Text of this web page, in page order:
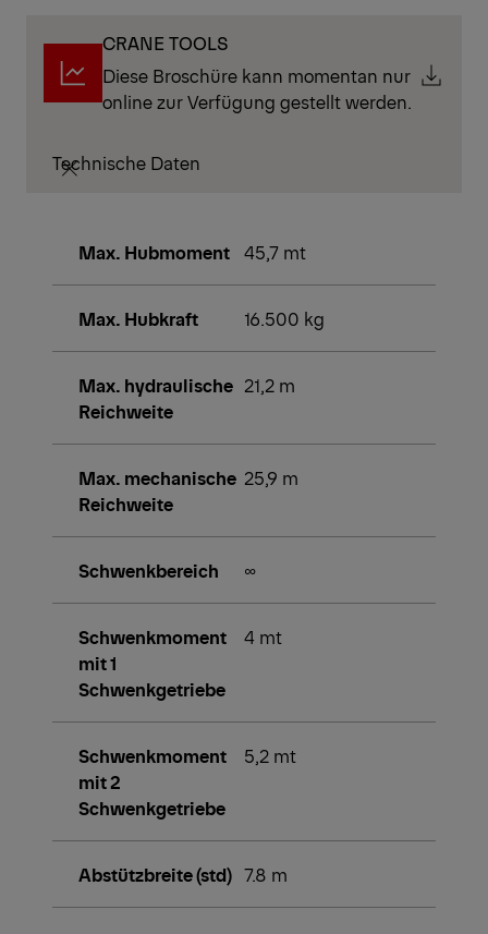
CRANE TOOLS
Diese Broschüre kann momentan nur
online zur Verfügung gestellt werden.
Technische Daten
Max. Hubmoment 45,7 mt
Max. Hubkraft 16.500 kg
Max. hydraulische
Reichweite
21,2 m
Max. mechanische
Reichweite
25,9 m
Schwenkbereich ∞
Schwenkmoment
mit 1
Schwenkgetriebe
4 mt
Schwenkmoment
mit 2
Schwenkgetriebe
5,2 mt
Abstützbreite (std) 7.8 m